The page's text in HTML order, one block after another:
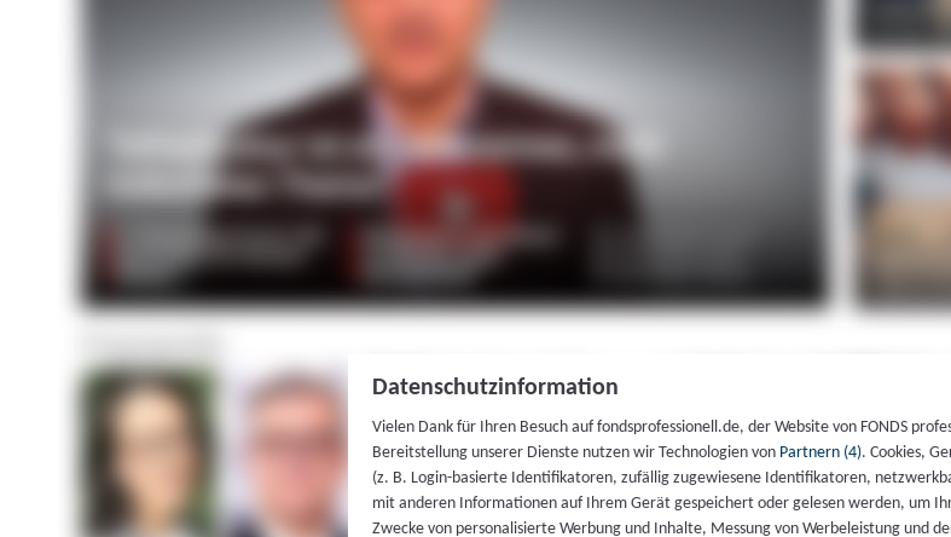
Datenschutzinformation
Vielen Dank für Ihren Besuch auf fondsprofessionell.de, der Website von FONDS
Bereitstellung unserer Dienste nutzen wir Technologien von Partnern (4). Cookies,
(z. B. Login-basierte Identifikatoren, zufällig zugewiesene Identifikatoren,
mit anderen Informationen auf Ihrem Gerät gespeichert oder gelesen werden, um
Zwecke von personalisierte Werbung und Inhalte, Messung von Werbeleistung und